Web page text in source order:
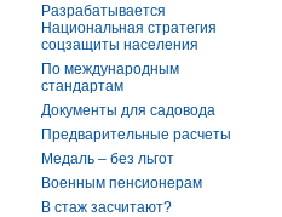
Разрабатывается
Национальная стратегия
соцзащиты населения
По международным
стандартам
Документы для садовода
Предварительные расчеты
Медаль – без льгот
Военным пенсионерам
В стаж засчитают?